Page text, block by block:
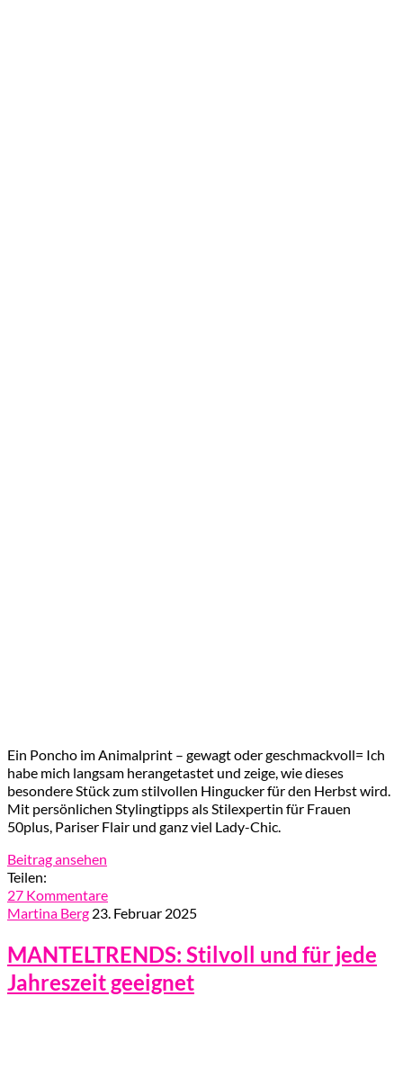
Ein Poncho im Animalprint – gewagt oder geschmackvoll= Ich
habe mich langsam herangetastet und zeige, wie dieses
besondere Stück zum stilvollen Hingucker für den Herbst wird.
Mit persönlichen Stylingtipps als Stilexpertin für Frauen
50plus, Pariser Flair und ganz viel Lady-Chic.
Beitrag ansehen
Teilen:
27 Kommentare
Martina Berg 23. Februar 2025
MANTELTRENDS: Stilvoll und für jede
Jahreszeit geeignet